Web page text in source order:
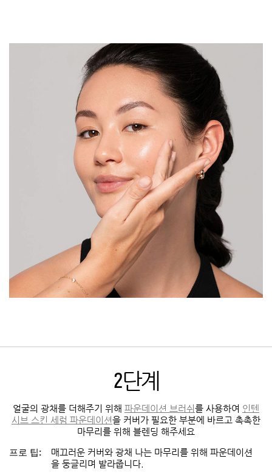
2단계
얼굴의 광채를 더해주기 위해 파운데이션 브러쉬 를 사용하여 인텐
시브 스킨 세럼 파운데이션을 커버가 필요한 부분에 바르고 촉촉한
마무리를 위해 블렌딩 해주세요
프로 팁:
매끄러운 커버와 광채 나는 마무리를 위해 파운데이션
을 둥글리며 발라줍니다.